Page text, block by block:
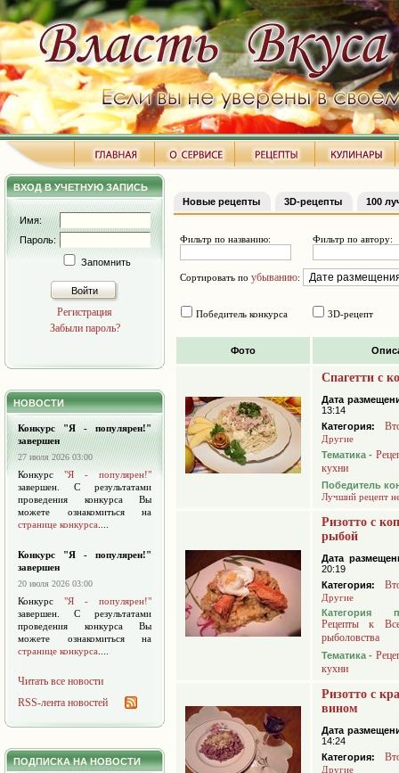
ВХОД В УЧЕТНУЮ ЗАПИСЬ
Имя:
Пароль:
Запомнить
Войти
Регистрация
Забыли пароль?
НОВОСТИ
Конкурс "Я - популярен!"
завершен
27 июля 2026 03:00
Конкурс "Я - популярен!"
завершен. С результатами
проведения конкурса Вы
можете ознакомиться на
странице конкурса
Конкурс "Я - популярен!"
завершен
20 июля 2026 03:00
Конкурс "Я - популярен!"
завершен. С результатами
проведения конкурса Вы
можете ознакомиться на
странице конкурса
Читать все новости
RSS-лента новостей
ПОДПИСКА НА НОВОСТИ
Новые рецепты 3D-рецепты 100
Фильтр по названию: Фильтр по автору:
Сортировать по убыванию:
Победитель конкурса 3D-рецепт
Фото
Спагетти с
Дата
13:14
Категория:
Другие
Тематика -
кухни
Победитель
Лучший рецепт
Ризотто с
рыбой
Дата
20:19
Категория:
Другие
Категория
Рецепты к
рыболовства
Тематика -
кухни
Ризотто с
вином
Дата
14:24
Категория:
Другие